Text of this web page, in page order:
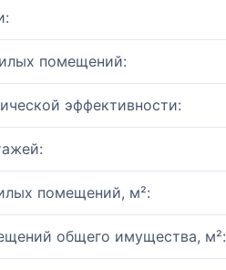
помещений:
эффективности:
помещений, м²:
общего имущества, м²: